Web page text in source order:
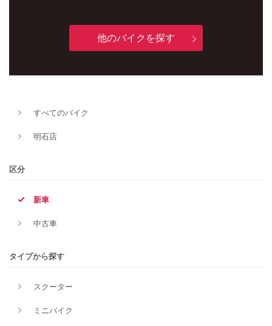
他のバイクを探す
すべてのバイク
明石店
区分
新車
中古車
タイプから探す
スクーター
ミニバイク
新車
タイプ
価格